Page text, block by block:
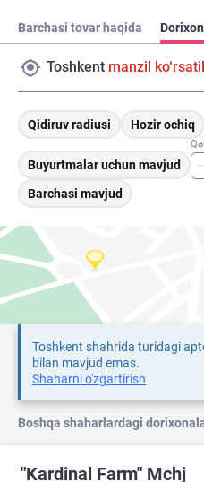
Barchasi tovar haqida
Toshkent manzil
Qidiruv radiusi Hozir ochiq
Buyurtmalar uchun mavjud
Barchasi mavjud
Toshkent shahrida turidagi
bilan mavjud emas.
Shaharni o'zgartirish
Boshqa shaharlardagi
"Kardinal Farm" Mchj